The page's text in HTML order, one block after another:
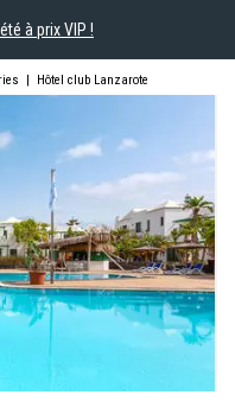
à prix VIP !
| Hôtel club Lanzarote